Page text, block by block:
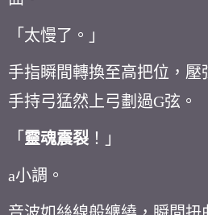
「太慢了。」
手指瞬間轉換至高把位，壓
手持弓猛然上弓劃過G弦。
「 靈魂震裂 ！」
a小調。